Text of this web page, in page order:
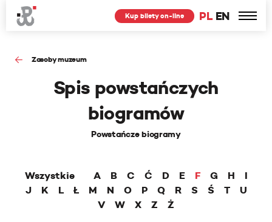
PL EN
Kup bilety on-line
Zasoby muzeum
Spis powstańczych
biogramów
Powstańcze biogramy
Wszystkie A B C Ć D E F G H
I
J
K L Ł M N O P Q R S Ś T
U
V
W X Z
Ż